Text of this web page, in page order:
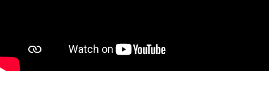
imobiliară.
Suprafețe: